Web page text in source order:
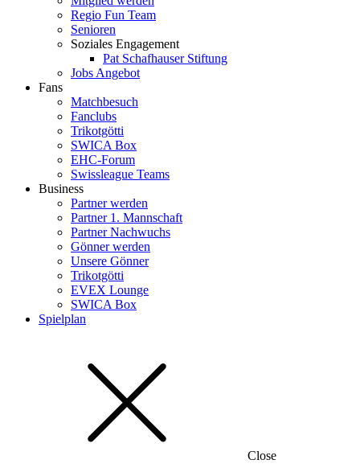
Regio Fun Team
Senioren
Soziales Engagement
Pat Schafhauser Stiftung
Jobs Angebot
Fans
Matchbesuch
Fanclubs
Trikotgötti
SWICA Box
EHC-Forum
Swissleague Teams
Business
Partner werden
Partner 1. Mannschaft
Partner Nachwuchs
Gönner werden
Unsere Gönner
Trikotgötti
EVEX Lounge
SWICA Box
Spielplan
Close